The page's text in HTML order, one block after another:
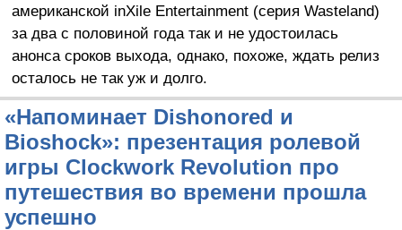
американской inXile Entertainment (серия Wasteland)
за два с половиной года так и не удостоилась
анонса сроков выхода, однако, похоже, ждать релиз
осталось не так уж и долго.
«Напоминает Dishonored и
Bioshock»: презентация ролевой
игры Clockwork Revolution про
путешествия во времени прошла
успешно